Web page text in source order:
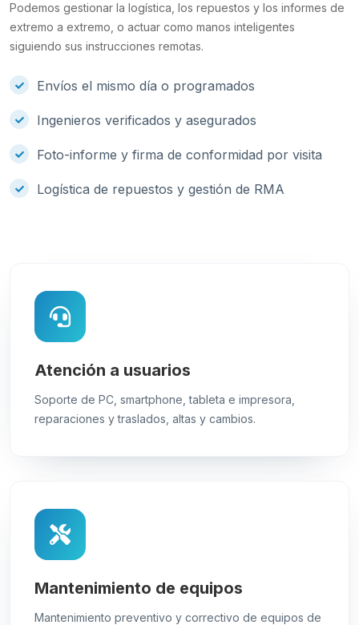
Podemos gestionar la logística, los repuestos y los informes de
extremo a extremo, o actuar como manos inteligentes
siguiendo sus instrucciones remotas.
Envíos el mismo día o programados
Ingenieros verificados y asegurados
Foto-informe y firma de conformidad por visita
Logística de repuestos y gestión de RMA
Atención a usuarios
Soporte de PC, smartphone, tableta e impresora,
reparaciones y traslados, altas y cambios.
Mantenimiento de equipos
Mantenimiento preventivo y correctivo de equipos de